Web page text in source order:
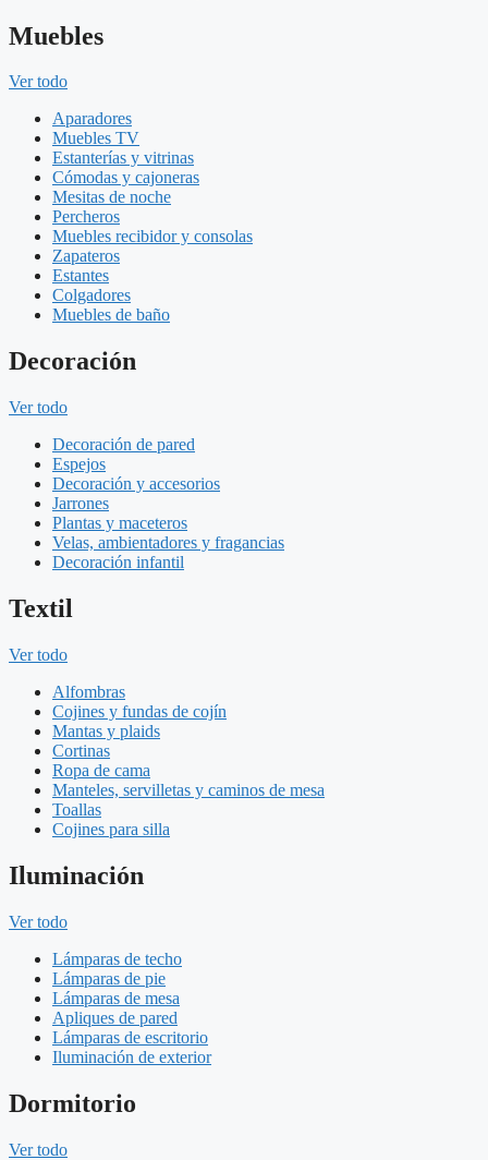
Muebles
Ver todo
Aparadores
Muebles TV
Estanterías y vitrinas
Cómodas y cajoneras
Mesitas de noche
Percheros
Muebles recibidor y consolas
Zapateros
Estantes
Colgadores
Muebles de baño
Decoración
Ver todo
Decoración de pared
Espejos
Decoración y accesorios
Jarrones
Plantas y maceteros
Velas, ambientadores y fragancias
Decoración infantil
Textil
Ver todo
Alfombras
Cojines y fundas de cojín
Mantas y plaids
Cortinas
Ropa de cama
Manteles, servilletas y caminos de mesa
Toallas
Cojines para silla
Iluminación
Ver todo
Lámparas de techo
Lámparas de pie
Lámparas de mesa
Apliques de pared
Lámparas de escritorio
Iluminación de exterior
Dormitorio
Ver todo